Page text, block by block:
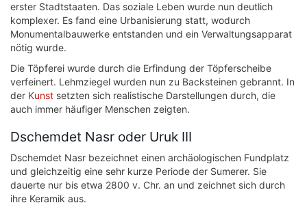
erster Stadtstaaten. Das soziale Leben wurde nun deutlich
komplexer. Es fand eine Urbanisierung statt, wodurch
Monumentalbauwerke entstanden und ein Verwaltungsapparat
nötig wurde.
Die Töpferei wurde durch die Erfindung der Töpferscheibe
verfeinert. Lehmziegel wurden nun zu Backsteinen gebrannt. In
der Kunst setzten sich realistische Darstellungen durch, die
auch immer häufiger Menschen zeigten.
Dschemdet Nasr oder Uruk III
Dschemdet Nasr bezeichnet einen archäologischen Fundplatz
und gleichzeitig eine sehr kurze Periode der Sumerer. Sie
dauerte nur bis etwa 2800 v. Chr. an und zeichnet sich durch
ihre Keramik aus.